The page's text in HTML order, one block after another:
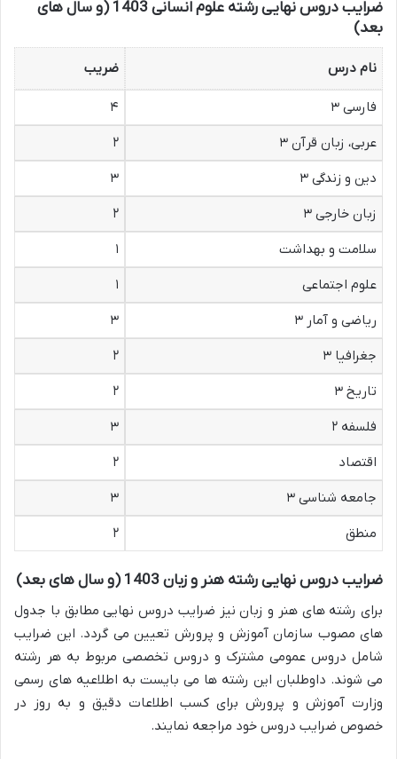
ضرایب دروس نهایی رشته علوم انسانی 1403 (و سال های
بعد)
نام درس ضریب
فارسی ۳
۴
عربی، زبان قرآن ۳
۲
دین و زندگی ۳
۳
زبان خارجی ۳
۲
سلامت و بهداشت
۱
علوم اجتماعی
۱
ریاضی و آمار ۳
۳
جغرافیا ۳
۲
تاریخ ۳
۲
فلسفه ۲
۳
اقتصاد
۲
جامعه شناسی ۳
۳
منطق
۲
ضرایب دروس نهایی رشته هنر و زبان 1403 (و سال های بعد)
برای رشته های هنر و زبان نیز ضرایب دروس نهایی مطابق با جدول
های مصوب سازمان آموزش و پرورش تعیین می گردد. این ضرایب
شامل دروس عمومی مشترک و دروس تخصصی مربوط به هر رشته
می شوند. داوطلبان این رشته ها می بایست به اطلاعیه های رسمی
وزارت آموزش و پرورش برای کسب اطلاعات دقیق و به روز در
خصوص ضرایب دروس خود مراجعه نمایند.